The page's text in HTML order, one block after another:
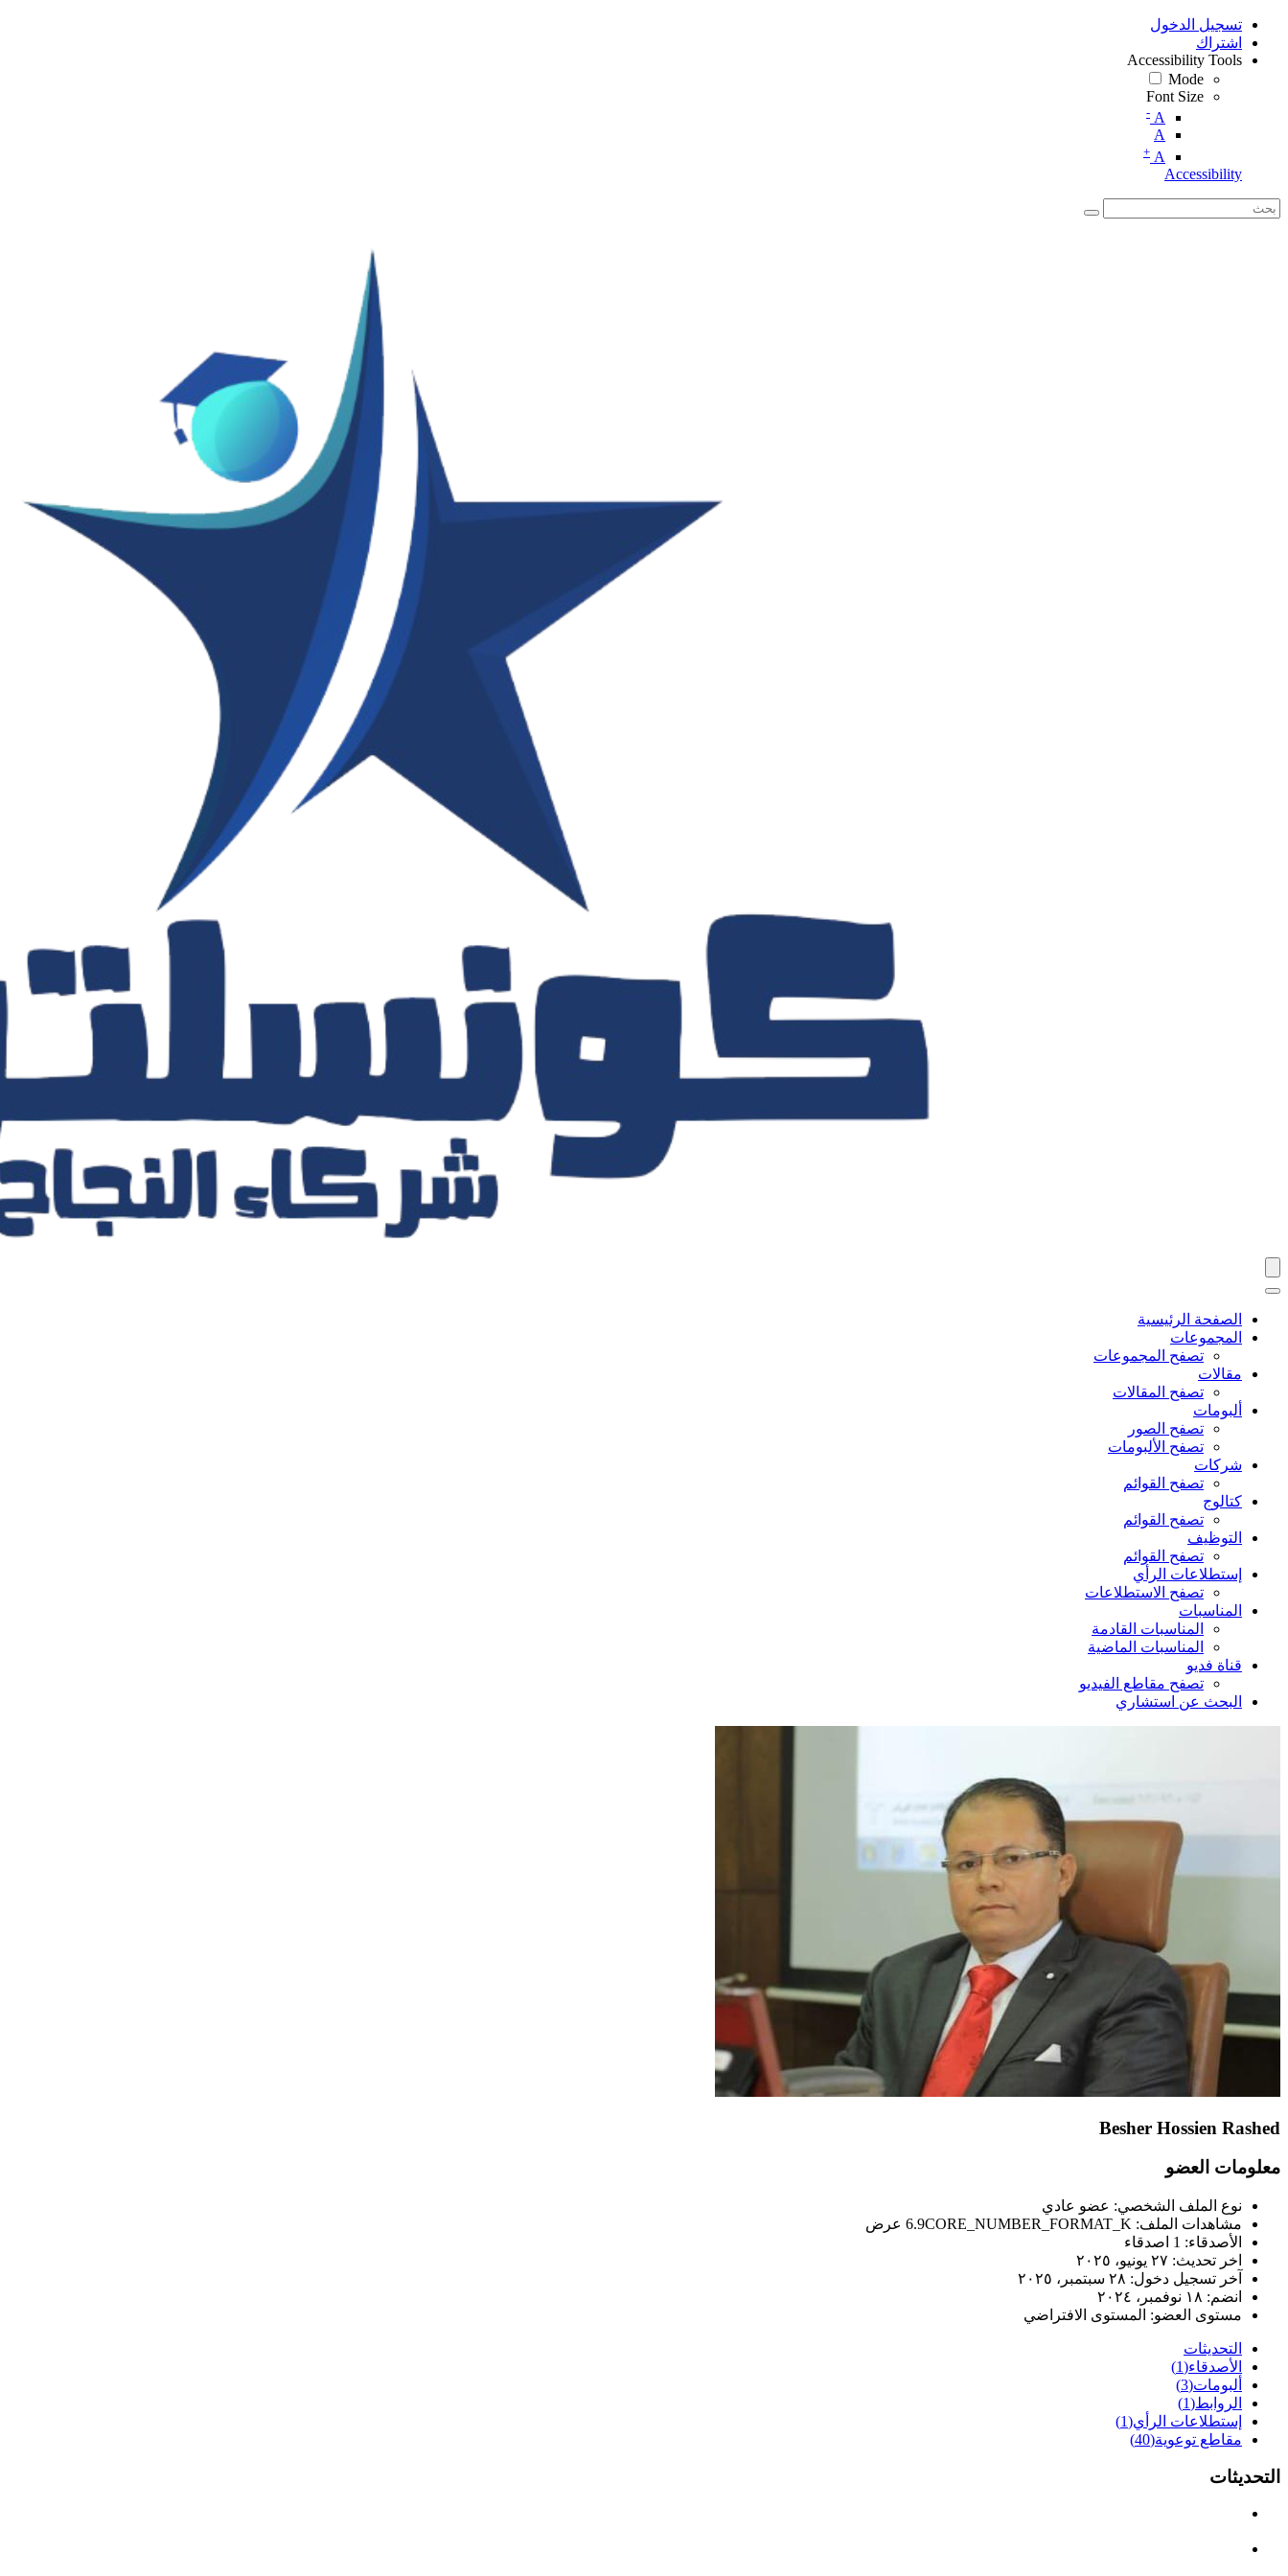
تسجيل الدخول
اشتراك
Accessibility Tools
Mode
Font Size
A
-
A
A
+
Accessibility
الصفحة الرئيسية
المجموعات
تصفح المجموعات
مقالات
تصفح المقالات
ألبومات
تصفح الصور
تصفح الألبومات
شركات
تصفح القوائم
كتالوج
تصفح القوائم
التوظيف
تصفح القوائم
إستطلاعات الرأي
تصفح الاستطلاعات
المناسبات
المناسبات القادمة
المناسبات الماضية
قناة فديو
تصفح مقاطع الفيديو
البحث عن استشاري
Besher Hossien Rashed
معلومات العضو
نوع الملف الشخصي: عضو عادي
مشاهدات الملف:
الأصدقاء:
اخر تحديث: ٢٧ يونيو، ٢٠٢٥
آخر تسجيل دخول: ٢٨ سبتمبر، ٢٠٢٥
انضم: ١٨ نوفمبر، ٢٠٢٤
مستوى العضو: المستوى الافتراضي
التحديثات
الأصدقاء(1)
ألبومات(3)
الروابط(1)
إستطلاعات الرأي(1)
مقاطع توعوية(40)
التحديثات